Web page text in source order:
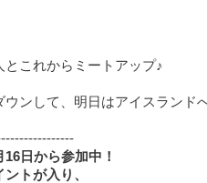
これからミートアップ♪
ンして、明日はアイスランド
日から参加中！
トが入り、